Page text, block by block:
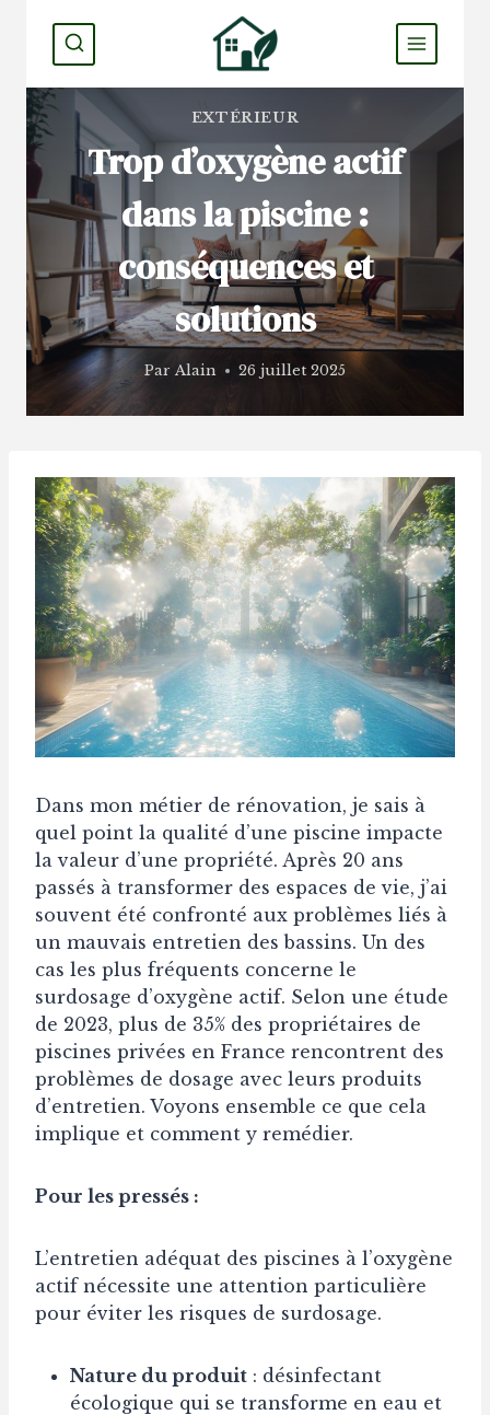
contenu
EXTÉRIEUR
Trop d’oxygène actif
dans la piscine :
conséquences et
solutions
Par Alain 26 juillet 2025
Dans mon métier de rénovation, je sais à
quel point la qualité d’une piscine impacte
la valeur d’une propriété. Après 20 ans
passés à transformer des espaces de vie, j’ai
souvent été confronté aux problèmes liés à
un mauvais entretien des bassins. Un des
cas les plus fréquents concerne le
surdosage d’oxygène actif. Selon une étude
de 2023, plus de 35% des propriétaires de
piscines privées en France rencontrent des
problèmes de dosage avec leurs produits
d’entretien. Voyons ensemble ce que cela
implique et comment y remédier.
Pour les pressés :
L’entretien adéquat des piscines à l’oxygène
actif nécessite une attention particulière
pour éviter les risques de surdosage.
Nature du produit : désinfectant
écologique qui se transforme en eau et